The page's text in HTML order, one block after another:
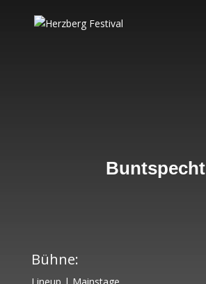
Buntspecht
Bühne: